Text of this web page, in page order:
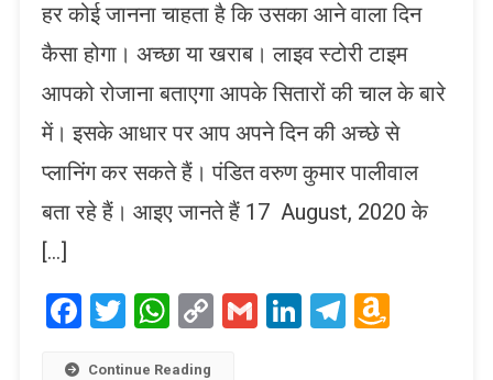
हर कोई जानना चाहता है कि उसका आने वाला दिन
कैसा होगा। अच्छा या खराब। लाइव स्टोरी टाइम
आपको रोजाना बताएगा आपके सितारों की चाल के बारे
में। इसके आधार पर आप अपने दिन की अच्छे से
प्लानिंग कर सकते हैं। पंडित वरुण कुमार पालीवाल
बता रहे हैं। आइए जानते हैं 17 August, 2020 के
[…]
Facebook
Twitter
WhatsApp
CopyGmailLinkedIn
Telegram
Continue Reading